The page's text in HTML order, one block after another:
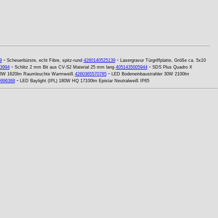
- Scheuerbürste, echt Fibre, spitz-rund 4260140525139- Lasergravur Türgriffplatte, Größe ca. 5x10
- Schlitz 2 mm Bit aus CV-S2 Material 25 mm lang 4051435005944- SDS Plus Quadro X
1620lm Raumleuchte Warmweiß 4260365570785- LED Bodeneinbaustrahler 30W 2100lm
- LED Baylight (IPL) 180W HQ 17100lm Epistar Neutralweiß IP65